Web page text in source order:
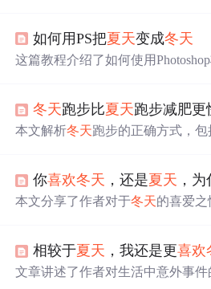
对 夏天结束的感慨和对四季不同体
如何用PS把夏天变成冬天
这篇教程介绍了如何使用
行动感模糊和图层蒙版处理，实
换。
冬天跑步比夏天跑步减肥
本文解析冬天跑步的正确方式，
理穿衣，及跑后保暖。
你喜欢冬天 ，还是夏天 ，
本文分享了作者对于冬天的喜爱
怪》，以及享受热饮带来的幸福感
相较于夏天 ，我还是更喜欢
文章讲述了作者对生活中意外事